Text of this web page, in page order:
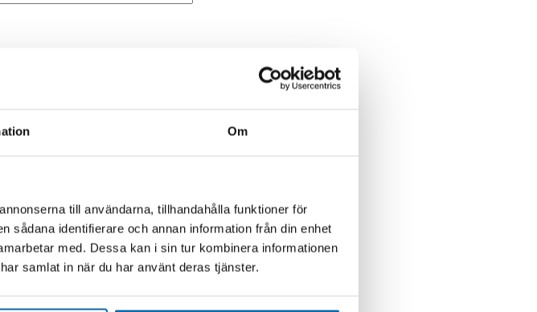
Om
till användarna, tillhandahålla funktioner för
sådana identifierare och annan information från din enhet
med. Dessa kan i sin tur kombinera informationen
samlat in när du har använt deras tjänster.